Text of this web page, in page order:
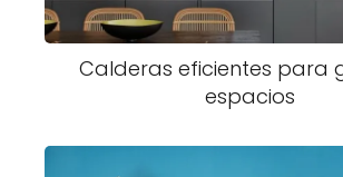
Calderas eficientes para
espacios